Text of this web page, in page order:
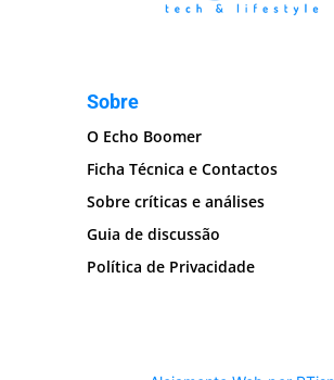
Sobre
O Echo Boomer
Ficha Técnica e Contactos
Sobre críticas e análises
Guia de discussão
Política de Privacidade